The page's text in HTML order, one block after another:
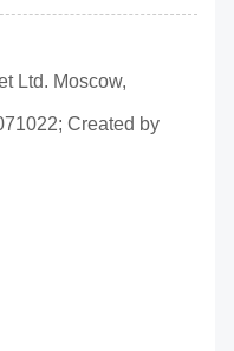
Ltd. Moscow,
Created by